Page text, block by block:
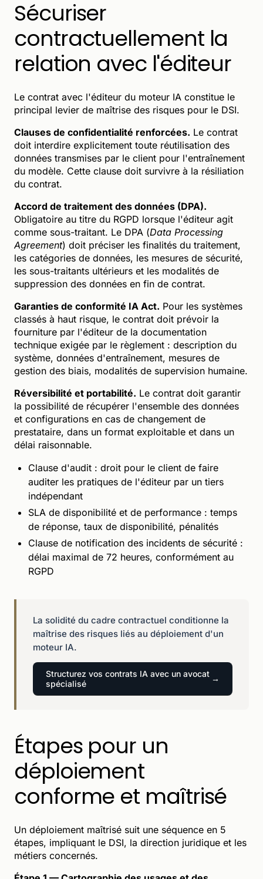
Sécuriser
contractuellement la
relation avec l'éditeur
Le contrat avec l'éditeur du moteur IA constitue le
principal levier de maîtrise des risques pour le DSI.
Clauses de confidentialité renforcées. Le contrat
doit interdire explicitement toute réutilisation des
données transmises par le client pour l'entraînement
du modèle. Cette clause doit survivre à la résiliation
du contrat.
Accord de traitement des données (DPA).
Obligatoire au titre du RGPD lorsque l'éditeur agit
comme sous-traitant. Le DPA (Data Processing
Agreement) doit préciser les finalités du traitement,
les catégories de données, les mesures de sécurité,
les sous-traitants ultérieurs et les modalités de
suppression des données en fin de contrat.
Garanties de conformité IA Act. Pour les systèmes
classés à haut risque, le contrat doit prévoir la
fourniture par l'éditeur de la documentation
technique exigée par le règlement : description du
système, données d'entraînement, mesures de
gestion des biais, modalités de supervision humaine.
Réversibilité et portabilité. Le contrat doit garantir
la possibilité de récupérer l'ensemble des données
et configurations en cas de changement de
prestataire, dans un format exploitable et dans un
délai raisonnable.
Clause d'audit : droit pour le client de faire
auditer les pratiques de l'éditeur par un tiers
indépendant
SLA de disponibilité et de performance : temps
de réponse, taux de disponibilité, pénalités
Clause de notification des incidents de sécurité :
délai maximal de 72 heures, conformément au
RGPD
La solidité du cadre contractuel conditionne la
maîtrise des risques liés au déploiement d'un
moteur IA.
Structurez vos contrats IA avec un avocat
spécialisé
Étapes pour un
déploiement
conforme et maîtrisé
Un déploiement maîtrisé suit une séquence en 5
étapes, impliquant le DSI, la direction juridique et les
métiers concernés.